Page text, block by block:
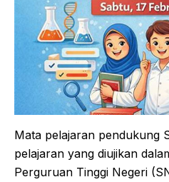
Mata pelajaran pendukung
pelajaran yang diujikan
Perguruan Tinggi Negeri